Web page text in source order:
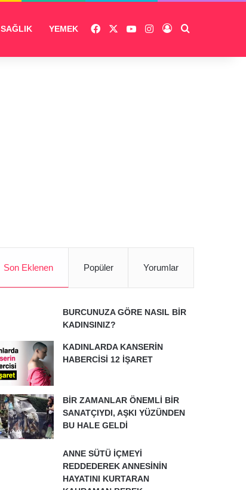
SAĞLIK YEMEK FacebookYouTubeInstagram
Giriş Yap
Son Eklenen Popüler Yorumlar
BURCUNUZA GÖRE NASIL BİR
KADINSINIZ?
KADINLARDA KANSERİN
HABERCİSİ 12 İŞARET
BİR ZAMANLAR ÖNEMLİ BİR
SANATÇIYDI, AŞKI YÜZÜNDEN
BU HALE GELDİ
ANNE SÜTÜ İÇMEYİ
REDDEDEREK ANNESİNİN
HAYATINI KURTARAN